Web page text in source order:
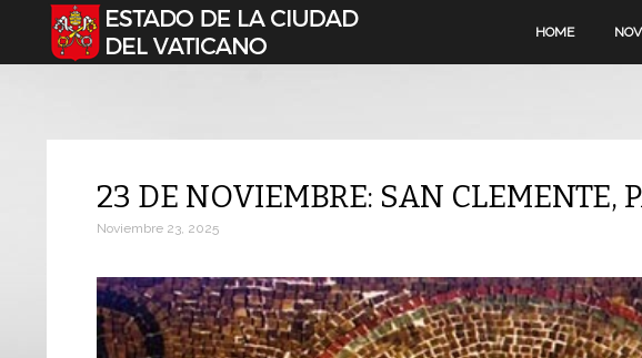
Seleccione su idioma HOME
23 DE NOVIEMBRE: SAN CLEMENTE,
Noviembre 23, 2025